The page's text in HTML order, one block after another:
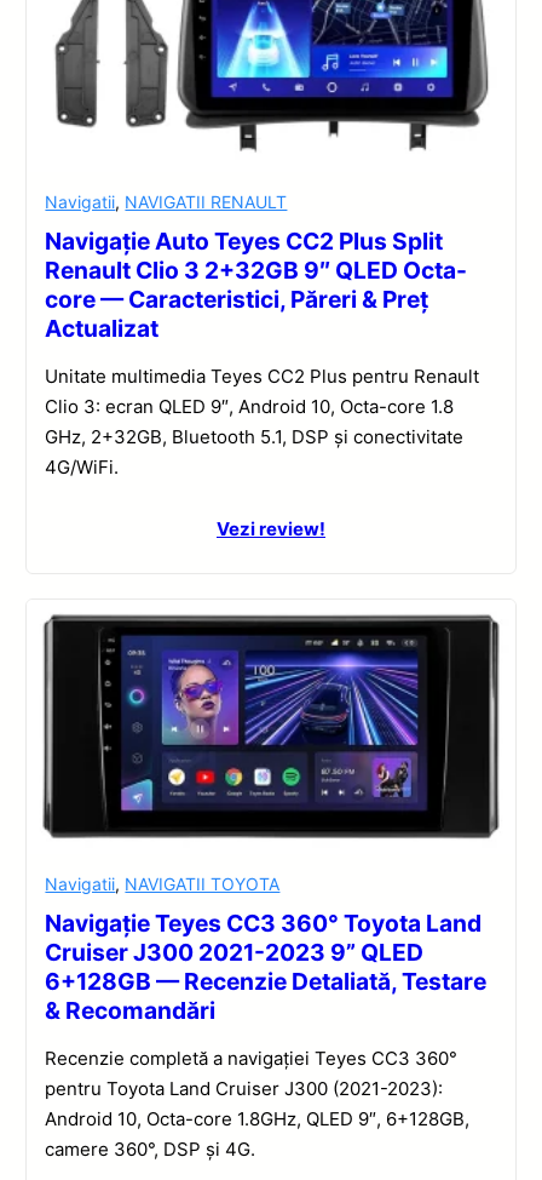
Navigatii, NAVIGATII RENAULT
Navigație Auto Teyes CC2 Plus Split
Renault Clio 3 2+32GB 9″ QLED Octa-
core — Caracteristici, Păreri & Preț
Actualizat
Unitate multimedia Teyes CC2 Plus pentru Renault
Clio 3: ecran QLED 9″, Android 10, Octa-core 1.8
GHz, 2+32GB, Bluetooth 5.1, DSP și conectivitate
4G/WiFi.
Vezi review!
Navigatii, NAVIGATII TOYOTA
Navigație Teyes CC3 360° Toyota Land
Cruiser J300 2021-2023 9” QLED
6+128GB — Recenzie Detaliată, Testare
& Recomandări
Recenzie completă a navigației Teyes CC3 360°
pentru Toyota Land Cruiser J300 (2021-2023):
Android 10, Octa-core 1.8GHz, QLED 9″, 6+128GB,
camere 360°, DSP și 4G.